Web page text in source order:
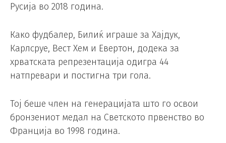
Русија во 2018 година.
Како фудбалер, Билиќ играше за Хајдук,
Карлсруе, Вест Хем и Евертон, додека за
хрватската репрезентација одигра 44
натпревари и постигна три гола.
Тој беше член на генерацијата што го освои
бронзениот медал на Светското првенство во
Франција во 1998 година.